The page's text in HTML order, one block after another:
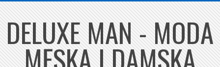
Skip
to
content
DELUXE MAN - MODA
MĘSKA I DAMSKA